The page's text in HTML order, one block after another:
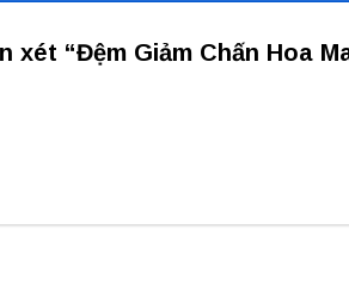
xét “Đệm Giảm Chấn Hoa